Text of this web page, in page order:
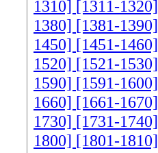
1310] [1311-1320]
1380] [1381-1390]
1450] [1451-1460]
1520] [1521-1530]
1590] [1591-1600]
1660] [1661-1670]
1730] [1731-1740]
1800] [1801-1810]